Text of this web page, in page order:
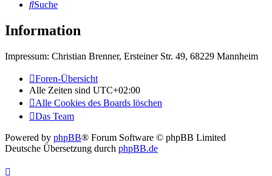
Suche
Information
Impressum: Christian Brenner, Ersteiner Str. 49, 68229 Mannheim
Foren-Übersicht
Alle Zeiten sind UTC+02:00
Alle Cookies des Boards löschen
Das Team
Powered by phpBB® Forum Software © phpBB Limited
Deutsche Übersetzung durch phpBB.de